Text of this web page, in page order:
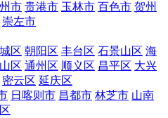
市 贵港市 玉林市 百色市 贺州
崇左市
区 朝阳区 丰台区 石景山区 海
区 通州区 顺义区 昌平区 大兴
密云区 延庆区
日喀则市 昌都市 林芝市 山南